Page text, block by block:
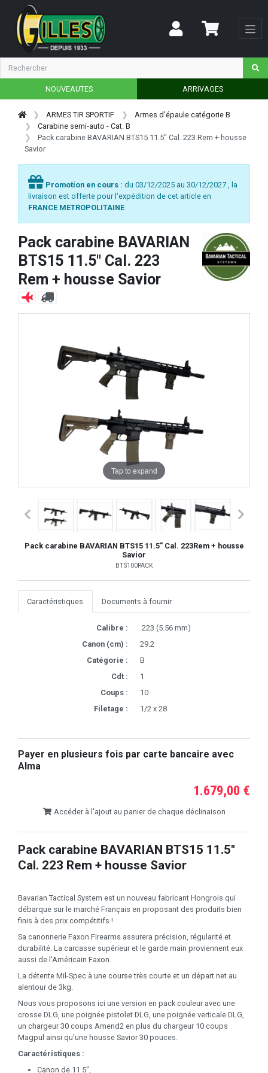
NOUVEAUTES ARRIVAGES
ARMES TIR SPORTIF
Armes d'épaule catégorie B
Carabine semi-auto - Cat. B
Pack carabine BAVARIAN BTS15 11.5" Cal. 223 Rem + housse
Savior
Promotion en cours : du 03/12/2025 au 30/12/2027 , la
livraison est offerte pour l'expédition de cet article en
FRANCE METROPOLITAINE
Pack carabine BAVARIAN
BTS15 11.5" Cal. 223
Rem + housse Savior
Tap to expand
Pack carabine BAVARIAN BTS15 11.5" Cal. 223Rem + housse
Savior
BTS100PACK
Caractéristiques Documents à fournir
Calibre :
.223 (5.56 mm)
Canon (cm) :
29.2
Catégorie :
B
Cdt :
1
Coups :
10
Filetage :
1/2 x 28
Payer en plusieurs fois par carte bancaire avec
Alma
1.679,00 €
Accéder à l'ajout au panier de chaque déclinaison
Pack carabine BAVARIAN BTS15 11.5"
Cal. 223 Rem + housse Savior
Bavarian Tactical System est un nouveau fabricant Hongrois qui
débarque sur le marché Français en proposant des produits bien
finis à des prix compétitifs !
Sa canonnerie Faxon Firearms assurera précision, régularité et
durabilité. La carcasse supérieur et le garde main proviennent eux
aussi de l'Américain Faxon.
La détente Mil-Spec à une course très courte et un départ net au
alentour de 3kg.
Nous vous proposons ici une version en pack couleur avec une
crosse DLG, une poignée pistolet DLG, une poignée verticale DLG,
un chargeur 30 coups Amend2 en plus du chargeur 10 coups
Magpul ainsi qu'une housse Savior 30 pouces.
Caractéristiques :
Canon de 11.5",